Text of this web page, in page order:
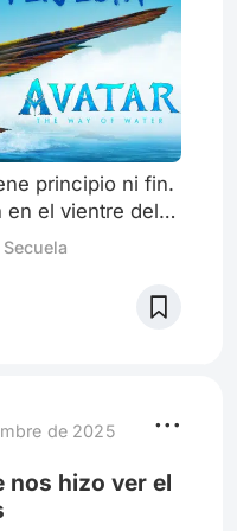
principio ni fin.
en el vientre del
antes de tu
conecta todas las
la oscuridad a la
de 2025
nos hizo ver el